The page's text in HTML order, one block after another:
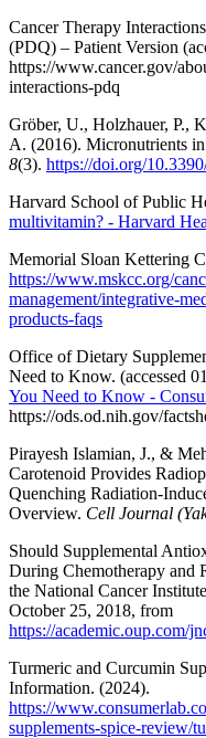
Cancer Therapy
(PDQ) – Patient Version
https://www.cancer.gov/
interactions-pdq
Gröber, U., Holzhauer, P.,
A. (2016). Micronutrients
8(3). https://doi.org/
Harvard School of Public
multivitamin? - Harvard
Memorial Sloan Kettering
https://www.mskcc.org/
management/integrative-
products-faqs
Office of Dietary
Need to Know. (accessed
You Need to Know -
https://ods.od.nih.gov/
Pirayesh Islamian, J., &
Carotenoid Provides
Quenching Radiation-
Overview. Cell Journal
Should Supplemental
During Chemotherapy and
the National Cancer
October 25, 2018, from
https://academic.oup.com/
Turmeric and Curcumin
Information. (2024).
https://
supplements-spice-review/